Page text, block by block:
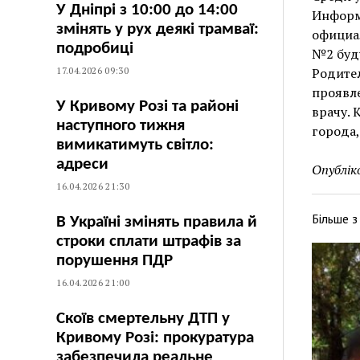
У Дніпрі з 10:00 до 14:00
змінять у рух деякі трамваї:
подробиці
17.04.2026 09:30
У Кривому Розі та районі
наступного тижня
вимикатимуть світло:
адреси
16.04.2026 21:30
В Україні змінять правила й
строки сплати штрафів за
порушення ПДР
16.04.2026 21:00
Скоїв смертельну ДТП у
Кривому Розі: прокуратура
№2
врачу.
Більше з